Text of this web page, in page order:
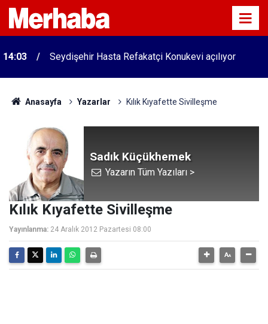
14:03 Seydişehir Hasta Refakatçi Konukevi açılıyor
Anasayfa Yazarlar Kılık Kıyafette Sivilleşme
Sadık Küçükhemek
Yazarın Tüm Yazıları >
Kılık Kıyafette Sivilleşme
Yayınlanma: 24 Aralık 2012 Pazartesi 08:00